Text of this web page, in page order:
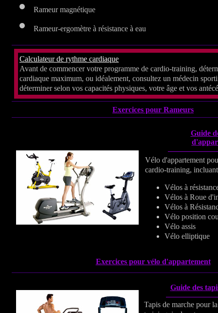
Rameur magnétique
Rameur-ergomètre à résistance à eau
Calculateur de rythme cardiaque
Avant de commencer votre programme de cardio-training,
cardiaque maximum, ou idéalement, consultez un médecin
déterminer selon vos capacités physiques, votre âge et vos
Exercices pour Rameurs
Guide
Vélo d'appartement
cardio-training,
Vélos à
Vélos à Roue
Vélos à
Vélo position
Vélo assis
Vélo elliptique
Exercices pour vélo d'appartement
Guide des
Tapis de marche pour